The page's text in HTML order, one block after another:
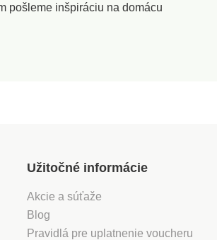
pošleme inšpiráciu na domácu
Užitočné informácie
Akcie a súťaže
Blog
Pravidlá pre uplatnenie voucheru